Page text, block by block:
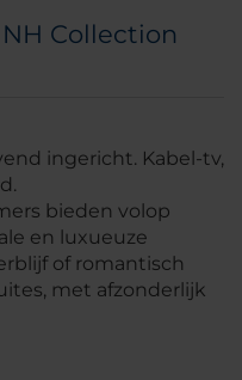
Collection
ingericht. Kabel-tv,
bieden volop
en luxueuze
of romantisch
met afzonderlijk